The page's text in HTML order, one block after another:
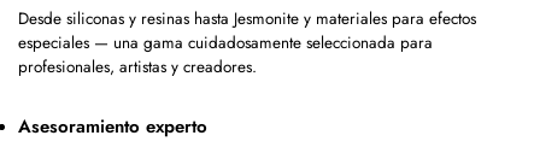
Desde siliconas y resinas hasta Jesmonite y materiales para efectos
especiales — una gama cuidadosamente seleccionada para
profesionales, artistas y creadores.
Asesoramiento experto